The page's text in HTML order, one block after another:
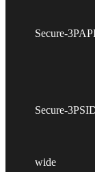
Secure-
Secure-
wide